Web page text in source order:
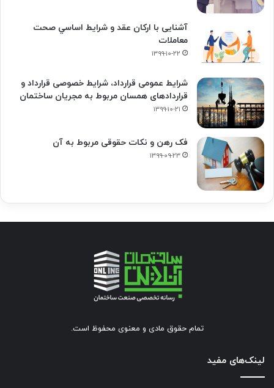
آشنایی با ارکان عقد و شرايط اساسي صحت
معاملات
۱۳۹۹-۱۰-۲۲
شرایط عمومی قرارداد، شرایط خصوصی قرارداد و
قراردادهای همسان مربوط به مجریان ساختمان
۱۳۹۹-۱۰-۲۱
فک‌ رهن و نکات حقوقی مربوط به آن
۱۳۹۹-۰۹-۲۳
تمام حقوق مادی و معنوی محفوظ است.
لینک‌های مفید